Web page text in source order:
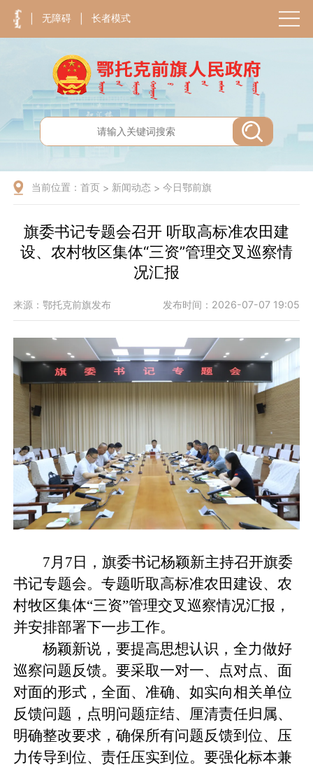
无障碍 长者模式
当前位置：首页 > 新闻动态 >今日鄂前旗
旗委书记专题会召开 听取高标准农田建
设、农村牧区集体“三资”管理交叉巡察情
况汇报
来源：鄂托克前旗发布 发布时间：2026-07-07 19:05
7月7日，旗委书记杨颖新主持召开旗委
书记专题会。专题听取高标准农田建设、农
村牧区集体“三资”管理交叉巡察情况汇报，
并安排部署下一步工作。
杨颖新说，要提高思想认识，全力做好
巡察问题反馈。要采取一对一、点对点、面
对面的形式，全面、准确、如实向相关单位
反馈问题，点明问题症结、厘清责任归属、
明确整改要求，确保所有问题反馈到位、压
力传导到位、责任压实到位。要强化标本兼